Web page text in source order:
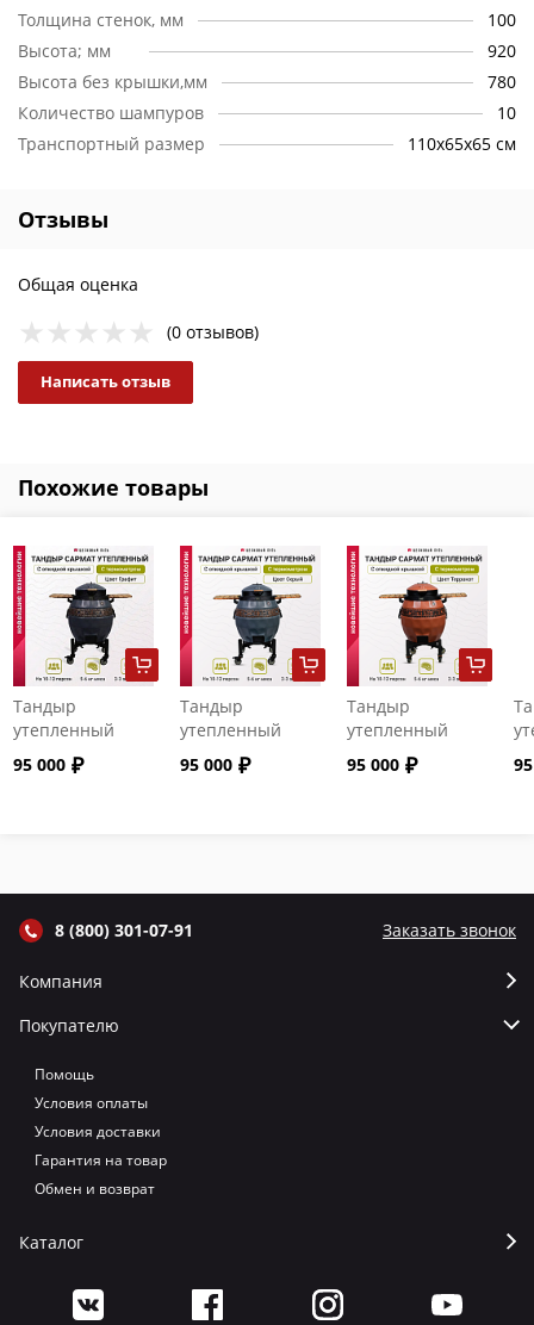
Толщина стенок, мм
100
Высота; мм
920
Высота без крышки,мм
780
Количество шампуров
10
Транспортный размер
110х65х65 см
Отзывы
Общая оценка
(0 отзывов)
Написать отзыв
Похожие товары
Тандыр
утепленный
"Сармат" с
откидной
95 000
Тандыр
утепленный
"Сармат" с
откидной
95 000
Тандыр
утепленный
"Сармат" с
откидной
95 000
8 (800) 301-07-91 Заказать звонок
Компания
Покупателю
Помощь
Условия оплаты
Условия доставки
Гарантия на товар
Обмен и возврат
Каталог